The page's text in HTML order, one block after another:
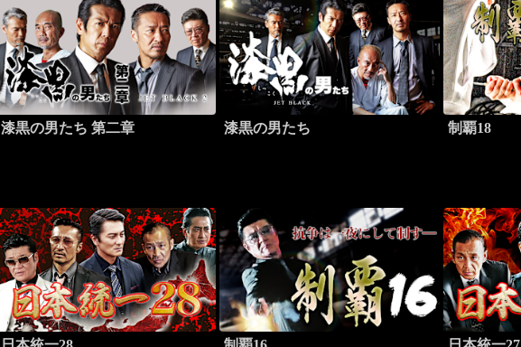
漆黒の男たち 第二章 漆黒の男たち 制覇18